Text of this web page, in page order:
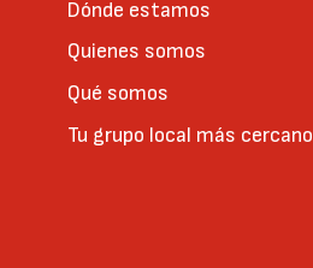
Dónde estamos
Quienes somos
Qué somos
Tu grupo local más cercano